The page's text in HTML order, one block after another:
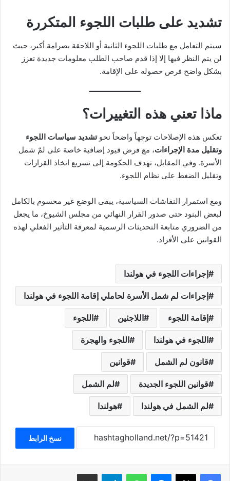
تشديد على طلبات اللجوء المتكررة
سيتم التعامل مع طلبات اللجوء الثانية أو اللاحقة بصرامة أكبر، حيث
لن يتم النظر فيها إلا إذا قدم صاحب الطلب معلومات جديدة تعزز
بشكل واضح فرص حصوله على الإقامة.
ماذا تعني هذه التغييرات؟
تعكس هذه الإصلاحات توجهاً واضحاً نحوتشديد سياسات اللجوء
وتقليل مدة الإجراءات، مع فرض قيود إضافية خاصة على لمّ شمل
الأسرة. وفي المقابل، تهدف الحكومة إلى تسريع اتخاذ القرارات
وتقليل الضغط على نظام اللجوء.
ومع استمرار النقاشات السياسية، يبقى الوضع غير محسوم بالكامل
لبعض البنود حتى صدور القرار النهائي من مجلس الشيوخ، ما يجعل
من الضروري متابعة التحديثات الرسمية لمعرفة التأثير الفعلي لهذه
القوانين على الأفراد.
إجراءات اللجوء في هولندا
إجراءات لم شمل الأسرة لحاملي إقامة اللجوء في هولندا
إقامة اللجوء اللاجئين اللجوء
اللجوء في هولندا اللجوء والهجرة
قانون لم الشمل قوانين
قوانين اللجوء الجديدة لم الشمل
لم الشمل في هولندا هولندا
نسخ الرابط
فيسبوك ‫X ماسنجر واتساب تيلقرام مشاركة عبر البريد